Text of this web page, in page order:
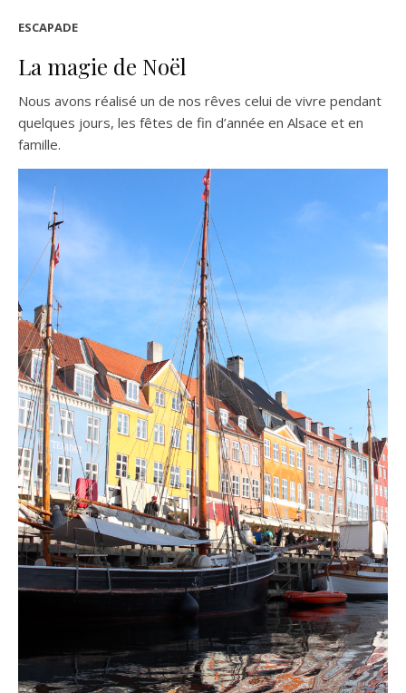
ESCAPADE
La magie de Noël
Nous avons réalisé un de nos rêves celui de vivre pendant
quelques jours, les fêtes de fin d’année en Alsace et en
famille.